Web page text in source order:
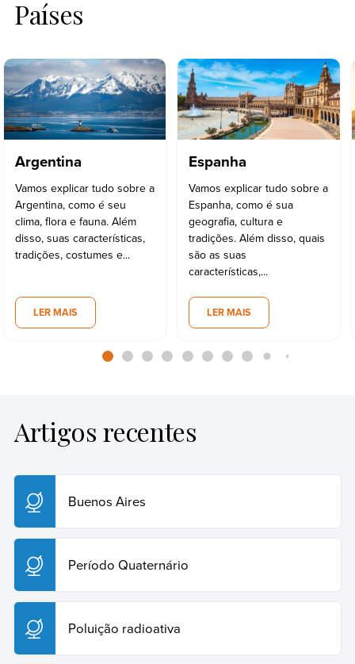
Países
Argentina
Vamos explicar tudo sobre a
Argentina, como é seu
clima, flora e fauna. Além
disso, suas características,
tradições, costumes e...
LER MAIS
Espanha
Vamos explicar tudo sobre a
Espanha, como é sua
geografia, cultura e
tradições. Além disso, quais
são as suas
características,...
LER MAIS
Artigos recentes
Buenos Aires
Período Quaternário
Poluição radioativa